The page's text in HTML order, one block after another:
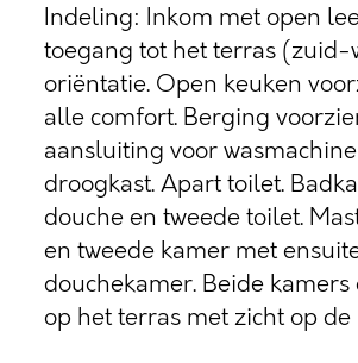
Indeling: Inkom met open
toegang tot het terras (zuid-
oriëntatie. Open keuken
alle comfort. Berging
aansluiting voor
droogkast. Apart toilet.
douche en tweede toilet.
en tweede kamer met
douchekamer. Beide
op het terras met zicht op